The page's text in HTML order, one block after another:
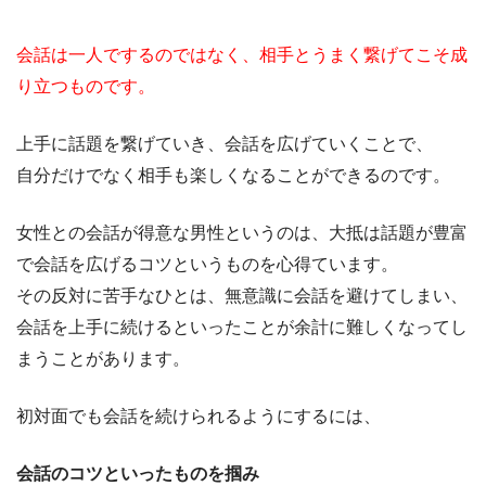
会話は一人でするのではなく、相手とうまく繋げてこそ成
り立つものです。
上手に話題を繋げていき、会話を広げていくことで、
自分だけでなく相手も楽しくなることができるのです。
女性との会話が得意な男性というのは、大抵は話題が豊富
で会話を広げるコツというものを心得ています。
その反対に苦手なひとは、無意識に会話を避けてしまい、
会話を上手に続けるといったことが余計に難しくなってし
まうことがあります。
初対面でも会話を続けられるようにするには、
会話のコツといったものを掴み